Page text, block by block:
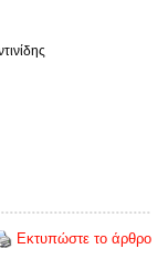
Εκτυπώστε το άρθρο